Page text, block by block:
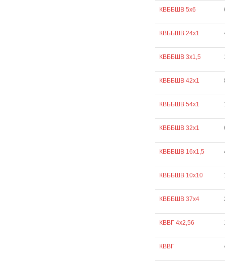
КВББШВ 5х6
КВББШВ 24х1
КВББШВ 3х1,5
КВББШВ 42х1
КВББШВ 54х1
КВББШВ 32х1
КВББШВ 16х1,5
КВББШВ 10х10
КВББШВ 37х4
КВВГ 4х2,56
КВВГ